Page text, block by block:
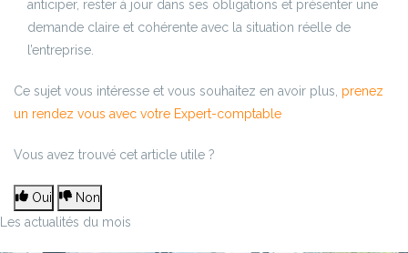
anticiper, rester à jour dans ses obligations et présenter une
demande claire et cohérente avec la situation réelle de
l’entreprise.
Ce sujet vous intéresse et vous souhaitez en avoir plus, prenez
un rendez vous avec votre Expert-comptable
Vous avez trouvé cet article utile ?
Oui
Non
Les actualités du mois